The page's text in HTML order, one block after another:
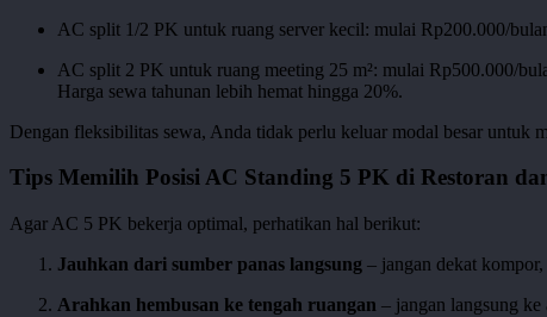
AC split 1/2 PK untuk ruang server kecil: mulai Rp200.000/
AC split 2 PK untuk ruang meeting 25 m²: mulai Rp500.000/
Harga sewa tahunan lebih hemat hingga 20%.
Dengan fleksibilitas sewa, Anda tidak perlu keluar modal besar
Tips Memilih Posisi AC Standing 5 PK di Restoran
Agar AC 5 PK bekerja optimal, perhatikan hal berikut:
Jauhkan dari sumber panas langsung – jangan dekat
Arahkan hembusan ke tengah ruangan – jangan langsung